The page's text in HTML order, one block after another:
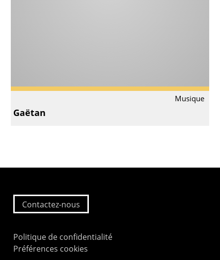
Musique
Gaëtan
Contactez-nous
Politique de confidentialité
Préférences cookies